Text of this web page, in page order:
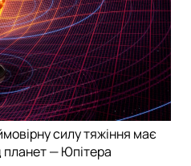
силу тяжіння має
— Юпітера